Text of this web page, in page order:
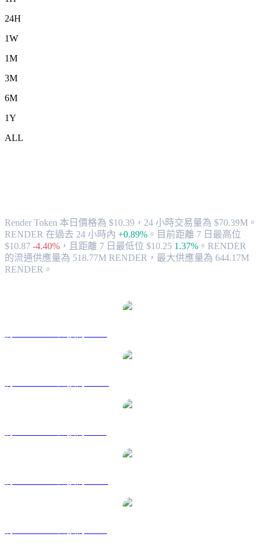
24H
1W
1M
3M
6M
1Y
ALL
Render Token 本日價格為 $10.39，24 小時交易量為 $70.39M。
RENDER 在過去 24 小時內 +0.89% 。 目前距離 7 日最高位
$10.87 -4.40% ， 且距離 7 日最低位 $10.25 1.37% 。 RENDER
的流通供應量為 518.77M RENDER，最大供應量為 644.17M
RENDER。